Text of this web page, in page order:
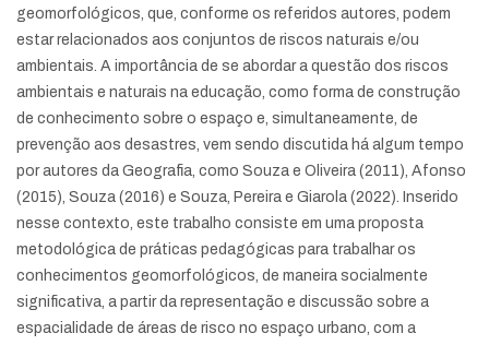
geomorfológicos, que, conforme os referidos autores, podem
estar relacionados aos conjuntos de riscos naturais e/ou
ambientais. A importância de se abordar a questão dos riscos
ambientais e naturais na educação, como forma de construção
de conhecimento sobre o espaço e, simultaneamente, de
prevenção aos desastres, vem sendo discutida há algum tempo
por autores da Geografia, como Souza e Oliveira (2011), Afonso
(2015), Souza (2016) e Souza, Pereira e Giarola (2022). Inserido
nesse contexto, este trabalho consiste em uma proposta
metodológica de práticas pedagógicas para trabalhar os
conhecimentos geomorfológicos, de maneira socialmente
significativa, a partir da representação e discussão sobre a
espacialidade de áreas de risco no espaço urbano, com a